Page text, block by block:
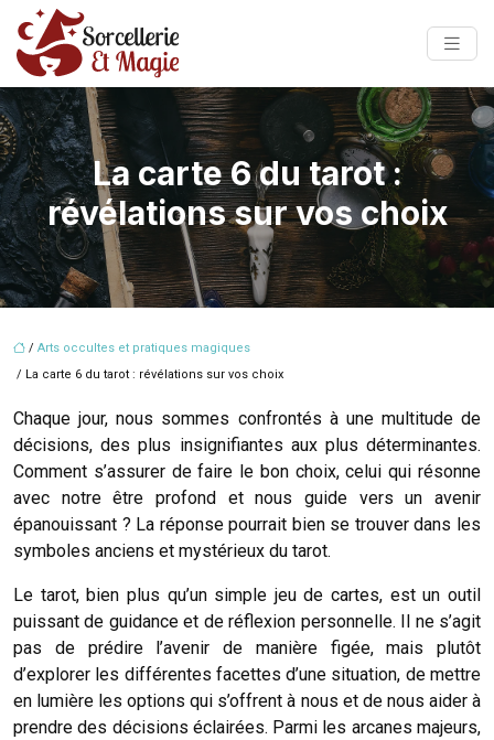
La carte 6 du tarot :
révélations sur vos choix
/ Arts occultes et pratiques magiques
/ La carte 6 du tarot : révélations sur vos choix
Chaque jour, nous sommes confrontés à une multitude de
décisions, des plus insignifiantes aux plus déterminantes.
Comment s’assurer de faire le bon choix, celui qui résonne
avec notre être profond et nous guide vers un avenir
épanouissant ? La réponse pourrait bien se trouver dans les
symboles anciens et mystérieux du tarot.
Le tarot, bien plus qu’un simple jeu de cartes, est un outil
puissant de guidance et de réflexion personnelle. Il ne s’agit
pas de prédire l’avenir de manière figée, mais plutôt
d’explorer les différentes facettes d’une situation, de mettre
en lumière les options qui s’offrent à nous et de nous aider à
prendre des décisions éclairées. Parmi les arcanes majeurs,